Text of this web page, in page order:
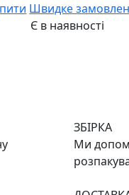
Швидке
Є в наявності
ЗБІРКА
Ми